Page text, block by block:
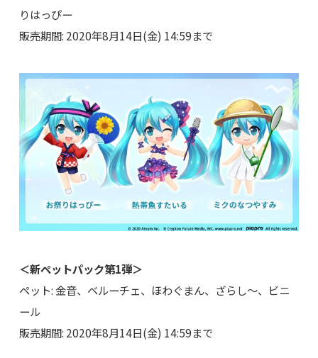
りはっぴー
販売期間: 2020年8月14日(金) 14:59まで
＜新ペットパック第1弾＞
ペット: 金音、ベルーチェ、ほわぐまん、ざらし～、ビニ
ール
販売期間: 2020年8月14日(金) 14:59まで